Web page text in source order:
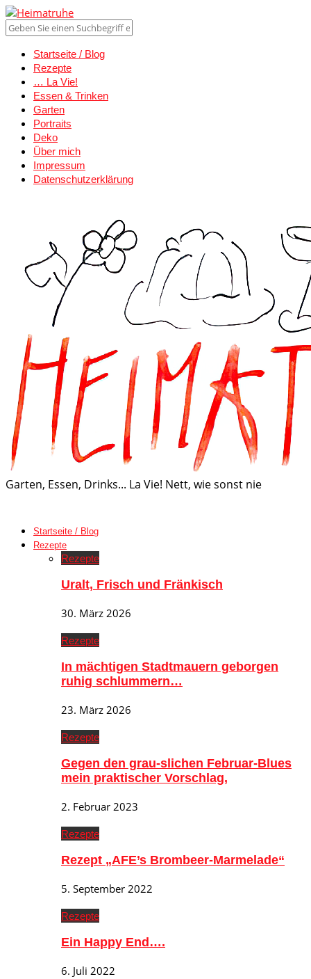
Startseite / Blog
Rezepte
… La Vie!
Essen & Trinken
Garten
Portraits
Deko
Über mich
Impressum
Datenschutzerklärung
Garten, Essen, Drinks... La Vie! Nett, wie sonst nie
Startseite / Blog
Rezepte
Rezepte
Uralt, Frisch und Fränkisch
30. März 2026
Rezepte
In mächtigen Stadtmauern geborgen
ruhig schlummern…
23. März 2026
Rezepte
Gegen den grau-slichen Februar-Blues
mein praktischer Vorschlag,
2. Februar 2023
Rezepte
Rezept „AFE’s Brombeer-Marmelade“
5. September 2022
Rezepte
Ein Happy End….
6. Juli 2022